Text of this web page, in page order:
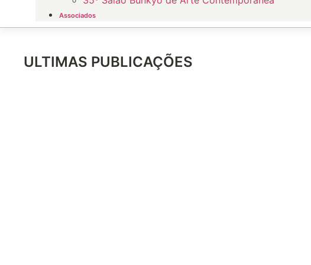
Associados
ULTIMAS PUBLICAÇÕES